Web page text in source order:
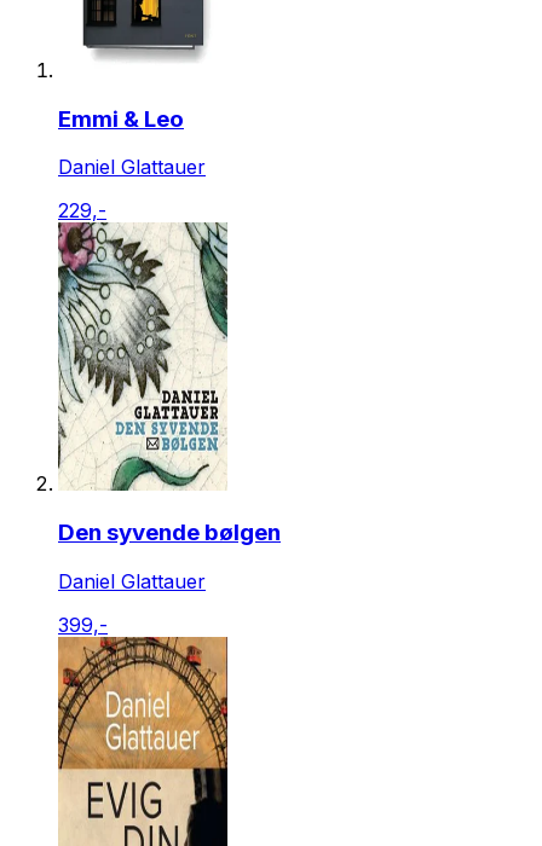
Emmi & Leo
Daniel Glattauer
229,-
Den syvende bølgen
Daniel Glattauer
399,-